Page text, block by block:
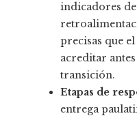
indicadores
precisas que
acreditar
transición.
Etapas de
entrega